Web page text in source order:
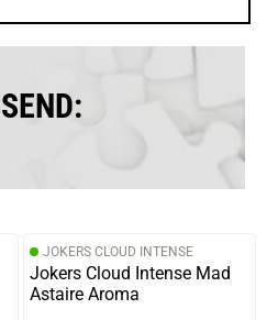
JOKERS CLOUD INTENSE
Jokers Cloud Intense Mad
Astaire Aroma